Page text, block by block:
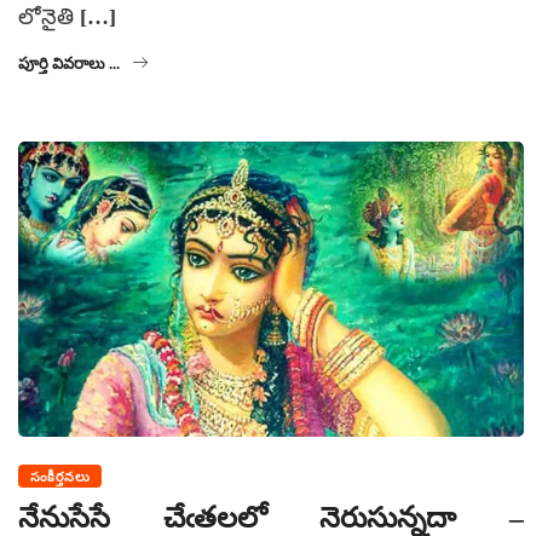
లోనైతి […]
పూర్తి వివరాలు ...
సంకీర్తనలు
నేనుసేసే చేఁతలలో నెరుసున్నదా –